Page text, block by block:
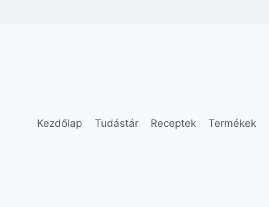
Kezdőlap Tudástár Receptek Termékek